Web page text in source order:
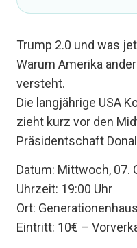
Trump 2.0 und was
Warum Amerika
versteht.
Die langjährige USA
zieht kurz vor den
Präsidentschaft
Datum: Mittwoch, 07.
Uhrzeit: 19:00 Uhr
Ort:
Eintritt: 10€ –